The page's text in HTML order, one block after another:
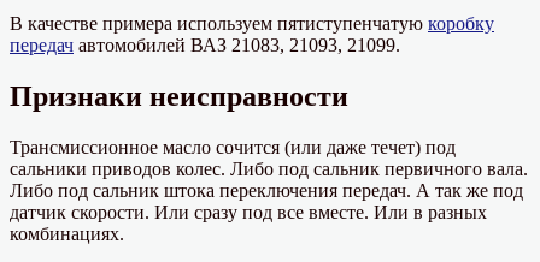
В качестве примера используем пятиступенчатую коробку
передач автомобилей ВАЗ 21083, 21093, 21099.
Признаки неисправности
Трансмиссионное масло сочится (или даже течет) под
сальники приводов колес. Либо под сальник первичного вала.
Либо под сальник штока переключения передач. А так же под
датчик скорости. Или сразу под все вместе. Или в разных
комбинациях.